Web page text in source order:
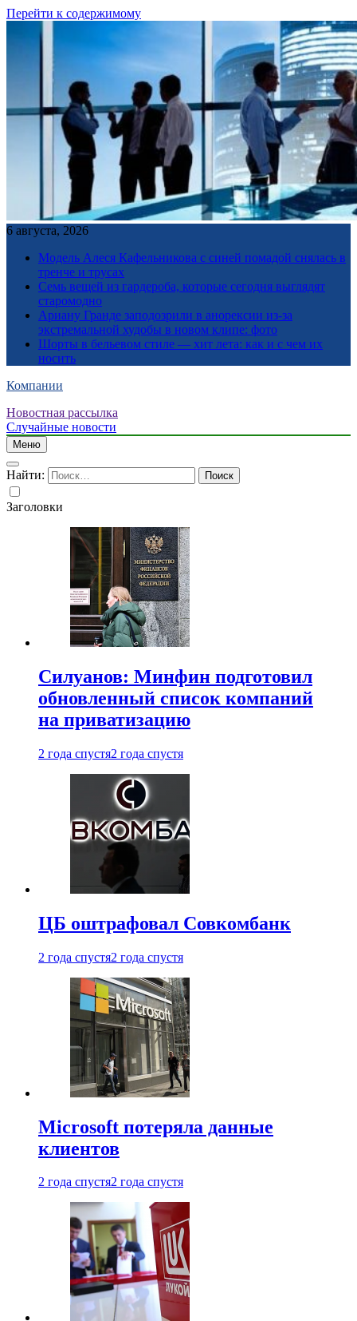
Перейти к содержимому
6 августа, 2026
Модель Алеся Кафельникова с синей помадой снялась в
тренче и трусах
Семь вещей из гардероба, которые сегодня выглядят
старомодно
Ариану Гранде заподозрили в анорексии из-за
экстремальной худобы в новом клипе: фото
Шорты в бельевом стиле — хит лета: как и с чем их
носить
Компании
Новостная рассылка
Случайные новости
Меню
Найти:
Заголовки
Силуанов: Минфин подготовил
обновленный список компаний
на приватизацию
2 года спустя2 года спустя
ЦБ оштрафовал Совкомбанк
2 года спустя2 года спустя
Microsoft потеряла данные
клиентов
2 года спустя2 года спустя